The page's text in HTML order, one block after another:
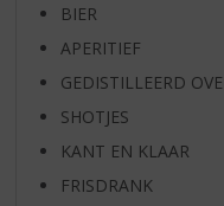
BIER
APERITIEF
GEDISTILLEERD
SHOTJES
KANT EN KLAAR
FRISDRANK